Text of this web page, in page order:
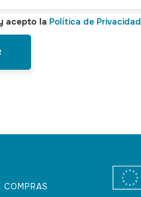
acepto la Política de Privacidad
COMPRAS